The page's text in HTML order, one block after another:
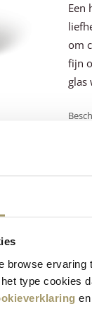
browse
type cookies
en
Een
om
fijn
glas
kaas